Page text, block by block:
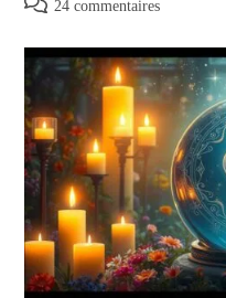
24 commentaires